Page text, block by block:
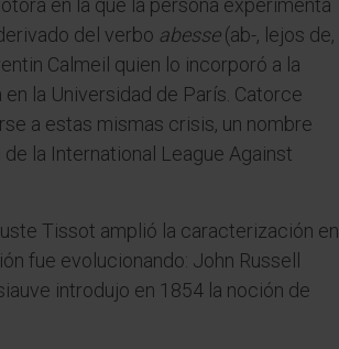
en la que la persona experimenta
del verbo abesse(ab-, lejos de,
Calmeil quien lo incorporó a la
la Universidad de París. Catorce
a estas mismas crisis, un nombre
la International League Against
Tissot amplió la caracterización en
fue evolucionando: John Russell
introdujo en 1854 la noción de